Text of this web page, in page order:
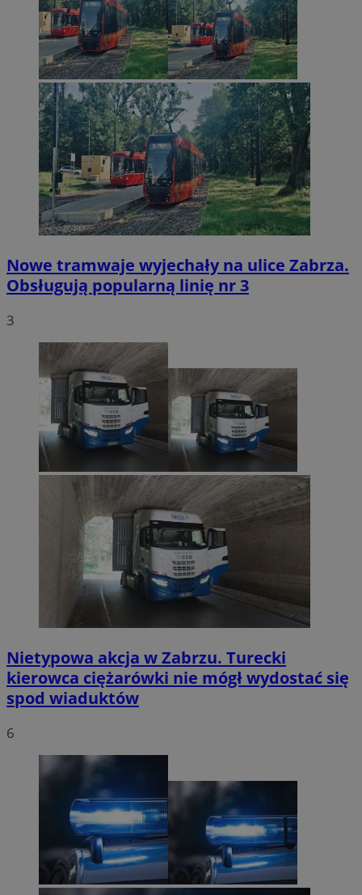
Nowe tramwaje wyjechały na ulice Zabrza.
Obsługują popularną linię nr 3
3
Nietypowa akcja w Zabrzu. Turecki
kierowca ciężarówki nie mógł wydostać się
spod wiaduktów
6